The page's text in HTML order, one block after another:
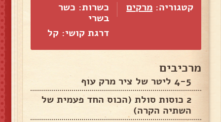
קטגוריה: מרקים
כשרות: כשר
בשרי
דרגת קושי: קל
מרכיבים
4-5 ליטר של ציר מרק עוף
2 כוסות סולת (הכוס החד פעמית של
השתיה הקרה)